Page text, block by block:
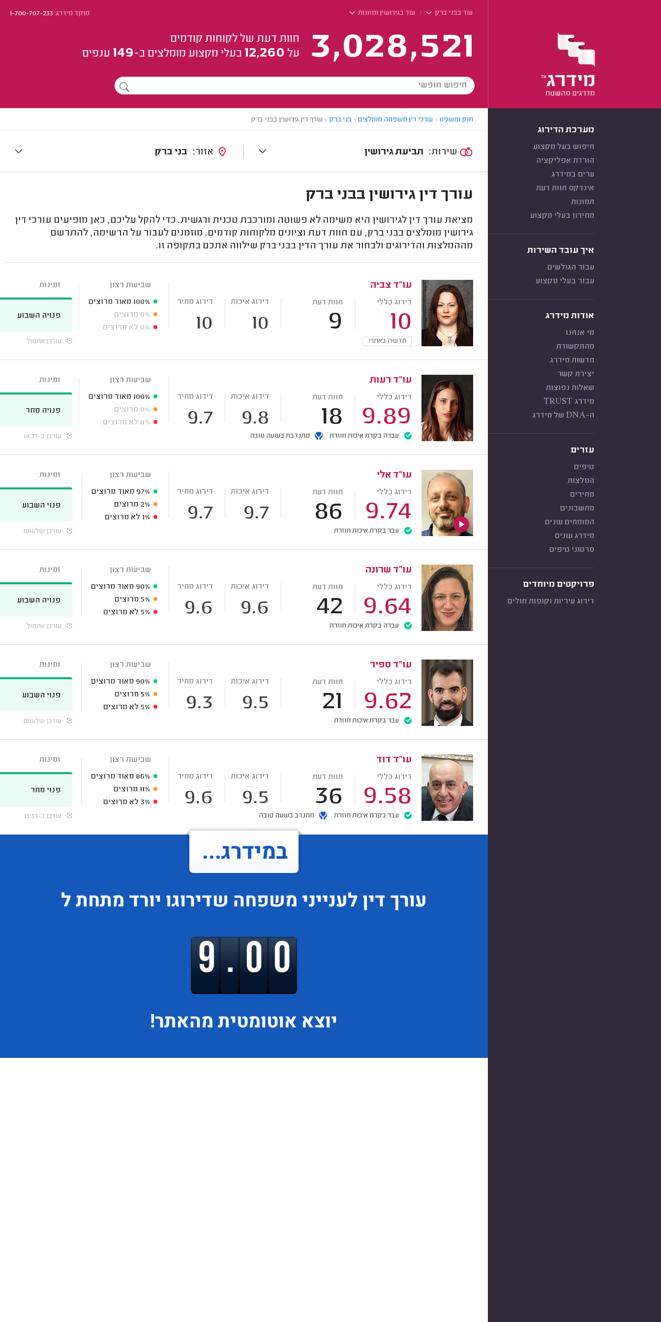
עוד בבני ברק עוד בגירושין ומזונות מוקד מידרג:1-700-707-233
3,028,521
חוות דעת של לקוחות קודמים
על 12,260 בעלי מקצוע מומלצים ב-149 ענפים
מערכת הדירוג
חיפוש בעל מקצוע
הורדת אפליקציה
ערים במידרג
אינדקס חוות דעת
תמונות
מחירון בעלי מקצוע
איך עובד השירות
עבור הגולשים
עבור בעלי מקצוע
אודות מידרג
מי אנחנו
מהתקשורת
חדשות מידרג
יצירת קשר
שאלות נפוצות
מידרג TRUST
ה-DNA של מידרג
עזרים
טיפים
המלצות
מחירים
מחשבונים
המומחים עונים
מידרג עונים
סרטוני טיפים
פרויקטים מיוחדים
דירוג עיריות וקופות חולים
חוק ומשפט > עורכי דין משפחה מומלצים> בני ברק > עורך דין גירושין בבני ברק
תביעת גירושין בני ברק
עורך דין גירושין בבני ברק
מציאת עורך דין לגירושין היא משימה לא פשוטה ומורכבת טכנית ורגשית. כדי להקל עליכם, כאן מופיעים עורכי דין
גירושין מומלצים בבני ברק, עם חוות דעת וציונים מלקוחות קודמים. מוזמנים לעבור על הרשימה, להתרשם
מההמלצות והדירוגים ולבחור את עורך הדין בבני ברק שילווה אתכם בתקופה זו.
עו"ד צביה
דירוג כללי
10
חוות דעת
9
דירוג איכות
10
דירוג מחיר
10
חדשה באתר!
שביעות רצון
100% מאוד מרוצים
0% מרוצים
0% לא מרוצים
זמינות
פנויה השבוע
עודכן אתמול
עו"ד רעות
דירוג כללי
9.89
חוות דעת
18
דירוג איכות
9.8
דירוג מחיר
9.7
עברה בקרת איכות חוזרת מתנדבת בשעה טובה
שביעות רצון
100% מאוד מרוצים
0% מרוצים
0% לא מרוצים
זמינות
פנויה מחר
עודכן ב-14:37
עו"ד אלי
דירוג כללי
9.74
חוות דעת
86
דירוג איכות
9.7
דירוג מחיר
9.7
עבר בקרת איכות חוזרת
שביעות רצון
97% מאוד מרוצים
2% מרוצים
1% לא מרוצים
זמינות
פנוי השבוע
עודכן שלשום
עו"ד שרונה
דירוג כללי
9.64
חוות דעת
42
דירוג איכות
9.6
דירוג מחיר
9.6
עברה בקרת איכות חוזרת
שביעות רצון
90% מאוד מרוצים
5% מרוצים
5% לא מרוצים
זמינות
פנויה השבוע
עודכן אתמול
עו"ד ספיר
דירוג כללי
9.62
חוות דעת
21
דירוג איכות
9.5
דירוג מחיר
9.3
עבר בקרת איכות חוזרת
שביעות רצון
90% מאוד מרוצים
5% מרוצים
5% לא מרוצים
זמינות
פנוי השבוע
עודכן שלשום
עו"ד דוד
דירוג כללי
9.58
חוות דעת
36
דירוג איכות
9.5
דירוג מחיר
9.6
עבר בקרת איכות חוזרת מתנדב בשעה טובה
שביעות רצון
86% מאוד מרוצים
11% מרוצים
3% לא מרוצים
זמינות
פנוי מחר
עודכן ב-13:33
במידרג...
עורך דין לענייני משפחה שדירוגו יורד מתחת ל
9.00
יוצא אוטומטית מהאתר!